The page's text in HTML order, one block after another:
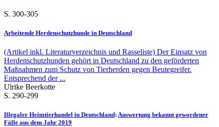
S. 300-305
Arbeitende Herdenschutzhunde in Deutschland
(Artikel inkl. Literaturverzeichnis und Rasseliste) Der Einsatz von
Herdenschutzhunden gehört in Deutschland zu den geförderten
Maßnahmen zum Schutz von Tierherden gegen Beutegreifer.
Entsprechend der ...
Ulrike Beerkotte
S. 290-299
Illegaler Heimtierhandel in Deutschland: Auswertung bekannt gewordener
Fälle aus dem Jahr 2019